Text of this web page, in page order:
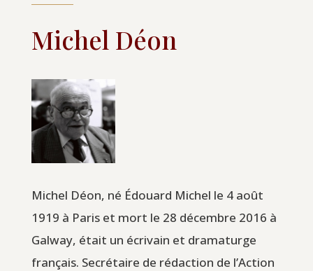
Michel Déon
Michel Déon, né Édouard Michel le 4 août
1919 à Paris et mort le 28 décembre 2016 à
Galway, était un écrivain et dramaturge
français. Secrétaire de rédaction de l’Action